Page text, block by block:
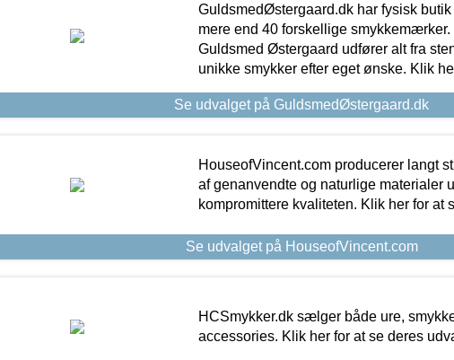
GuldsmedØstergaard.dk har fysisk
mere end 40 forskellige
Guldsmed Østergaard udfører alt fra
unikke smykker efter eget ønske. Klik
Se udvalget på GuldsmedØstergaard.dk
HouseofVincent.com producerer langt
af genanvendte og naturlige materialer
kompromittere kvaliteten. Klik her for at
Se udvalget på HouseofVincent.com
HCSmykker.dk sælger både ure,
accessories. Klik her for at se deres